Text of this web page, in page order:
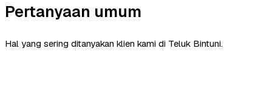
Pertanyaan umum
Hal yang sering ditanyakan klien kami di Teluk Bintuni.